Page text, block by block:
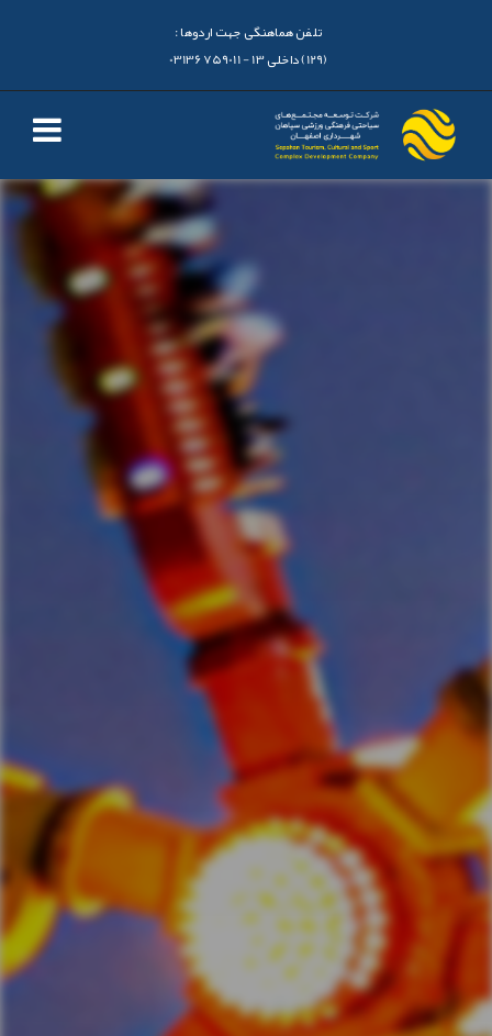
تلفن هماهنگی جهت اردوها :